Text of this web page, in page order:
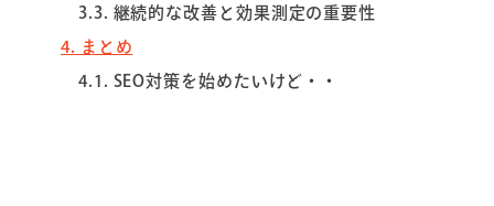
3.3 継続的な改善と効果測定の重要性
4 まとめ
4.1 SEO対策を始めたいけど・・